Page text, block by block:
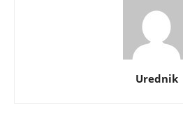
Urednik